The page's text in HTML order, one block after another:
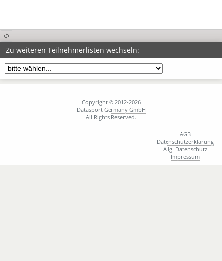
Zu weiteren Teilnehmerlisten wechseln:
Copyright © 2012-2026
Datasport Germany GmbH
All Rights Reserved.
AGB
Datenschutzerklärung
Allg. Datenschutz
Impressum